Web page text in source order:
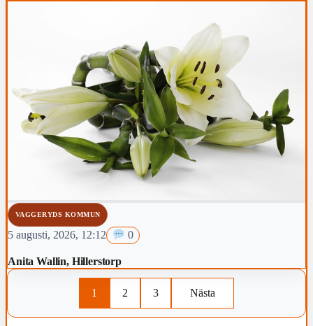
VAGGERYDS KOMMUN
5 augusti, 2026, 12:12 0
Anita Wallin, Hillerstorp
1 2 3 Nästa